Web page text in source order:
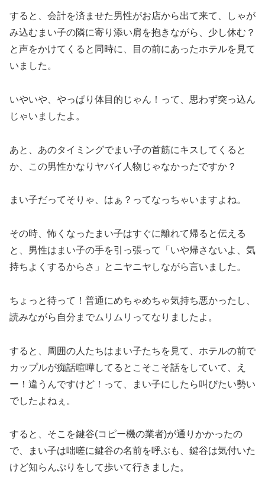
すると、会計を済ませた男性がお店から出て来て、しゃが
み込むまい子の隣に寄り添い肩を抱きながら、少し休む？
と声をかけてくると同時に、目の前にあったホテルを見て
いました。
いやいや、やっぱり体目的じゃん！って、思わず突っ込ん
じゃいましたよ。
あと、あのタイミングでまい子の首筋にキスしてくると
か、この男性かなりヤバイ人物じゃなかったですか？
まい子だってそりゃ、はぁ？ってなっちゃいますよね。
その時、怖くなったまい子はすぐに離れて帰ると伝える
と、男性はまい子の手を引っ張って「いや帰さないよ、気
持ちよくするからさ」とニヤニヤしながら言いました。
ちょっと待って！普通にめちゃめちゃ気持ち悪かったし、
読みながら自分までムリムリってなりましたよ。
すると、周囲の人たちはまい子たちを見て、ホテルの前で
カップルが痴話喧嘩してるとこそこそ話をしていて、え
ー！違うんですけど！って、まい子にしたら叫びたい勢い
でしたよねぇ。
すると、そこを鍵谷(コピー機の業者)が通りかかったの
で、まい子は咄嗟に鍵谷の名前を呼ぶも、鍵谷は気付いた
けど知らんぷりをして歩いて行きました。